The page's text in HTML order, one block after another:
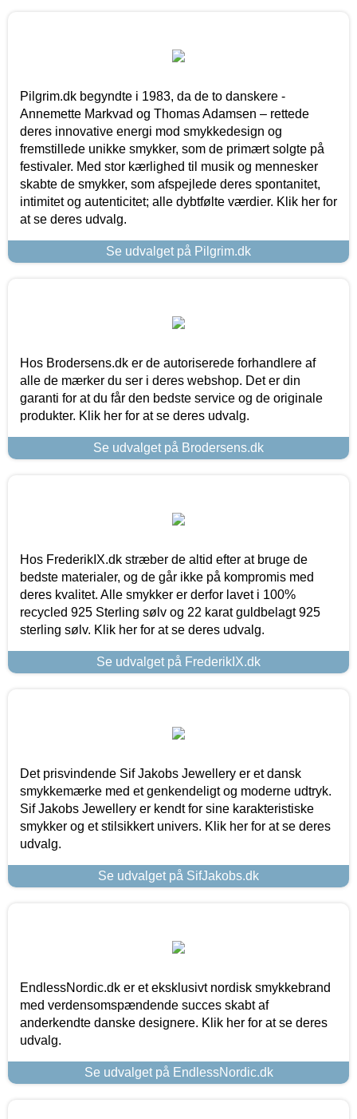
Pilgrim.dk begyndte i 1983, da de to danskere -
Annemette Markvad og Thomas Adamsen – rettede
deres innovative energi mod smykkedesign og
fremstillede unikke smykker, som de primært solgte på
festivaler. Med stor kærlighed til musik og mennesker
skabte de smykker, som afspejlede deres spontanitet,
intimitet og autenticitet; alle dybtfølte værdier. Klik her for
at se deres udvalg.
Se udvalget på Pilgrim.dk
Hos Brodersens.dk er de autoriserede forhandlere af
alle de mærker du ser i deres webshop. Det er din
garanti for at du får den bedste service og de originale
produkter. Klik her for at se deres udvalg.
Se udvalget på Brodersens.dk
Hos FrederikIX.dk stræber de altid efter at bruge de
bedste materialer, og de går ikke på kompromis med
deres kvalitet. Alle smykker er derfor lavet i 100%
recycled 925 Sterling sølv og 22 karat guldbelagt 925
sterling sølv. Klik her for at se deres udvalg.
Se udvalget på FrederikIX.dk
Det prisvindende Sif Jakobs Jewellery er et dansk
smykkemærke med et genkendeligt og moderne udtryk.
Sif Jakobs Jewellery er kendt for sine karakteristiske
smykker og et stilsikkert univers. Klik her for at se deres
udvalg.
Se udvalget på SifJakobs.dk
EndlessNordic.dk er et eksklusivt nordisk smykkebrand
med verdensomspændende succes skabt af
anderkendte danske designere. Klik her for at se deres
udvalg.
Se udvalget på EndlessNordic.dk